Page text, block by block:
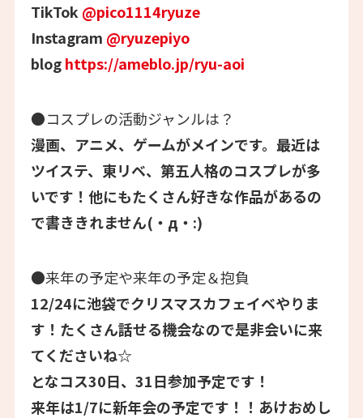
TikTok @pico1114ryuze
Instagram @ryuzepiyo
bloghttps://ameblo.jp/ryu-aoi
●コスプレの活動ジャンルは？
漫画、アニメ、ゲームがメインです。最近は
ツイステ、東リベ、第五人格のコスプレが多
いです！他にもたくさん好きな作品があるの
で書ききれません(・д・:)
●来年の予定や来年の予定＆抱負
12/24に池袋でクリスマスカフェイベやりま
す！たくさん話せる機会なので是非会いに来
てくださいね☆
となコス30日、31日参加予定です！
来年は1/7に新年会の予定です！！あけおめし